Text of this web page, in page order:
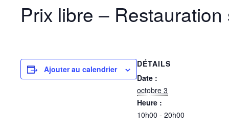
Prix libre –
Ajouter au calendrier
DÉTAILS
Date :
octobre 3
Heure :
10h00 - 20h00